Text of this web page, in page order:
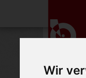
Wir